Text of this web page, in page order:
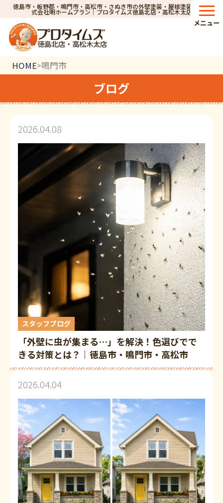
徳島市・板野郡・鳴門市・高松市・さぬき市の外壁塗装・屋根塗装なら株
式会社明ホームプラン｜プロタイムズ徳島北店・高松木太店
徳島北店・高松木太店
メニュー
HOME>鳴門市
ブログ
2026.04.08
スタッフブログ
「外壁に虫が集まる…」を解決！色選びでで
きる対策とは？｜徳島市・鳴門市・高松市
2026.04.04